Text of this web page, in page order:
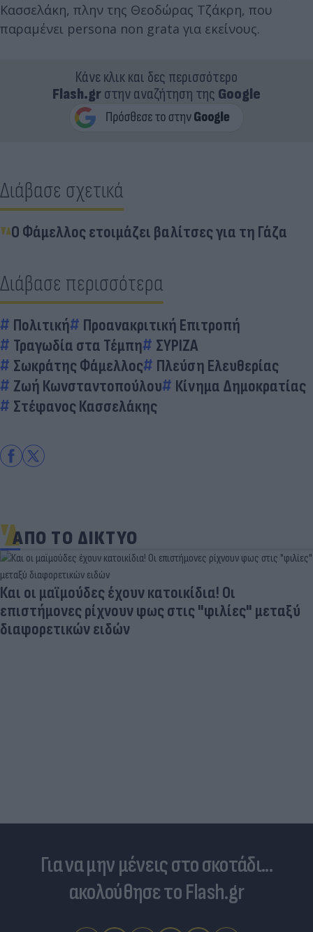
Κασσελάκη, πλην της Θεοδώρας Τζάκρη, που
παραμένει persona non grata για εκείνους.
Κάνε κλικ και δες περισσότερο
Flash.grστην αναζήτηση της Google
Διάβασε σχετικά
Ο Φάμελλος ετοιμάζει βαλίτσες για τη Γάζα
Διάβασε περισσότερα
Πολιτική
Προανακριτική Επιτροπή
Τραγωδία στα Τέμπη
ΣΥΡΙΖΑ
Σωκράτης Φάμελλος
Πλεύση Ελευθερίας
Ζωή Κωνσταντοπούλου
Κίνημα Δημοκρατίας
Στέφανος Κασσελάκης
ΑΠΟ ΤΟ ΔΙΚΤΥΟ
Και οι μαϊμούδες έχουν κατοικίδια! Οι
επιστήμονες ρίχνουν φως στις "φιλίες" μεταξύ
διαφορετικών ειδών
Για να μην μένεις στο σκοτάδι...
ακολούθησε το Flash.gr